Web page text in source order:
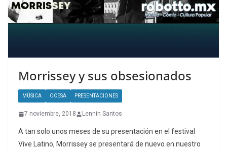
Morrissey y sus obsesionados
MÚSICA OCESA PRESENTACIONES
7 noviembre, 2018 Lennin Santos
A tan solo unos meses de su presentación en el festival
Vive Latino, Morrissey se presentará de nuevo en nuestro